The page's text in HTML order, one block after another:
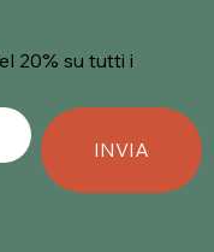
20% su tutti i
INVIA